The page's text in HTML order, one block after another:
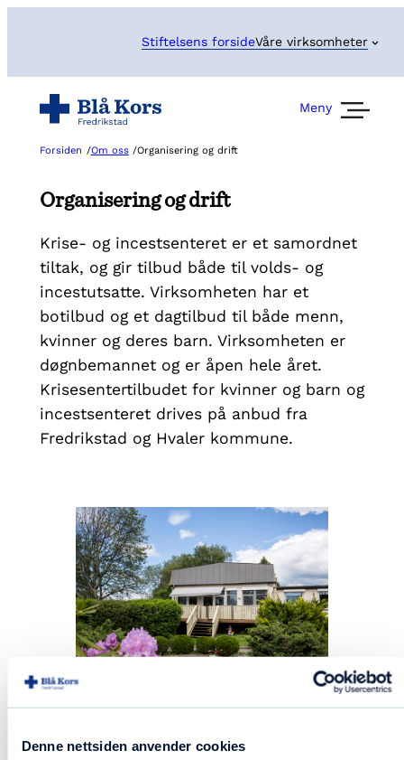
Denne nettsiden anvender cookies
Stiftelsens forsideVåre virksomheter
Meny
Forsiden /Om oss /Organisering og drift
Organisering og drift
Krise- og incestsenteret er et samordnet
tiltak, og gir tilbud både til volds- og
incestutsatte. Virksomheten har et
botilbud og et dagtilbud til både menn,
kvinner og deres barn. Virksomheten er
døgnbemannet og er åpen hele året.
Krisesentertilbudet for kvinner og barn og
incestsenteret drives på anbud fra
Fredrikstad og Hvaler kommune.